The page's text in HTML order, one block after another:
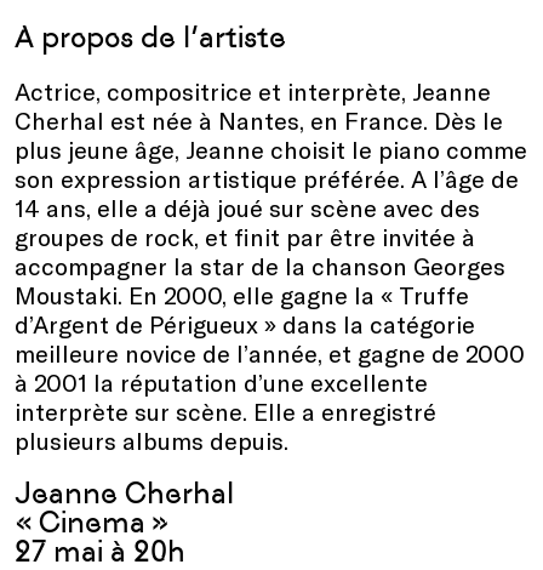
A propos de l’artiste
Actrice, compositrice et interprète, Jeanne
Cherhal est née à Nantes, en France. Dès le
plus jeune âge, Jeanne choisit le piano comme
son expression artistique préférée. A l’âge de
14 ans, elle a déjà joué sur scène avec des
groupes de rock, et finit par être invitée à
accompagner la star de la chanson Georges
Moustaki. En 2000, elle gagne la « Truffe
d’Argent de Périgueux » dans la catégorie
meilleure novice de l’année, et gagne de 2000
à 2001 la réputation d’une excellente
interprète sur scène. Elle a enregistré
plusieurs albums depuis.
Jeanne Cherhal
« Cinema »
27 mai à 20h